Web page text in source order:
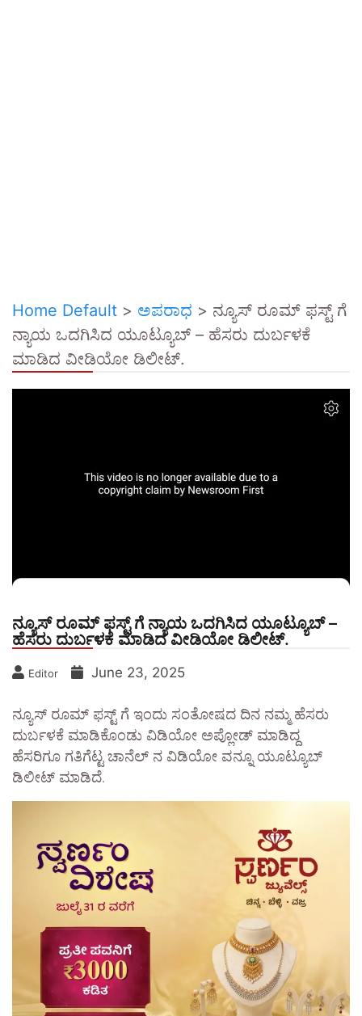
Home Default > ಅಪರಾಧ > ನ್ಯೂಸ್ ರೂಮ್ ಫಸ್ಟ್ ಗೆ
ನ್ಯಾಯ ಒದಗಿಸಿದ ಯೂಟ್ಯೂಬ್ – ಹೆಸರು ದುರ್ಬಳಕೆ
ಮಾಡಿದ ವೀಡಿಯೋ ಡಿಲೀಟ್.
ನ್ಯೂಸ್ ರೂಮ್ ಫಸ್ಟ್ ಗೆ ನ್ಯಾಯ ಒದಗಿಸಿದ ಯೂಟ್ಯೂಬ್ –
ಹೆಸರು ದುರ್ಬಳಕೆ ಮಾಡಿದ ವೀಡಿಯೋ ಡಿಲೀಟ್.
Editor June 23, 2025
ನ್ಯೂಸ್ ರೂಮ್ ಫಸ್ಟ್ ಗೆ ಇಂದು ಸಂತೋಷದ ದಿನ ನಮ್ಮ ಹೆಸರು
ದುರ್ಬಳಕೆ ಮಾಡಿಕೊಂಡು ವಿಡಿಯೋ ಅಪ್ಲೋಡ್ ಮಾಡಿದ್ದ
ಹೆಸರಿಗೂ ಗತಿಗೆಟ್ಟ ಚಾನೆಲ್ ನ ವಿಡಿಯೋ ವನ್ನೂ ಯೂಟ್ಯೂಬ್
ಡಿಲೀಟ್ ಮಾಡಿದೆ.